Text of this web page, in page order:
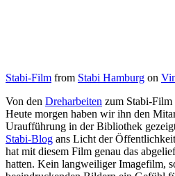
Stabi-Film from Stabi Hamburg on
Von den Dreharbeiten zum Stabi-Film
Heute morgen haben wir ihn den
Uraufführung in der Bibliothek
Stabi-Blog ans Licht der
hat mit diesem Film genau das
hatten. Kein langweiliger Imagefilm,